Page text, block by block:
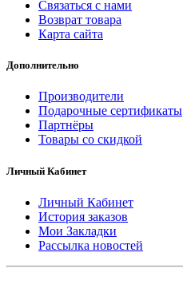
Связаться с нами
Возврат товара
Карта сайта
Дополнительно
Производители
Подарочные сертификаты
Партнёры
Товары со скидкой
Личный Кабинет
Личный Кабинет
История заказов
Мои Закладки
Рассылка новостей